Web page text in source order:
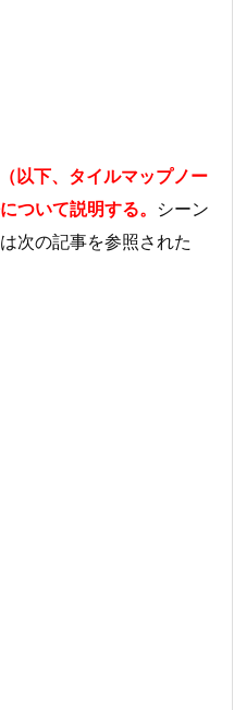
以下、タイルマップノー
ついて説明する。 シーン
次の記事を参照された